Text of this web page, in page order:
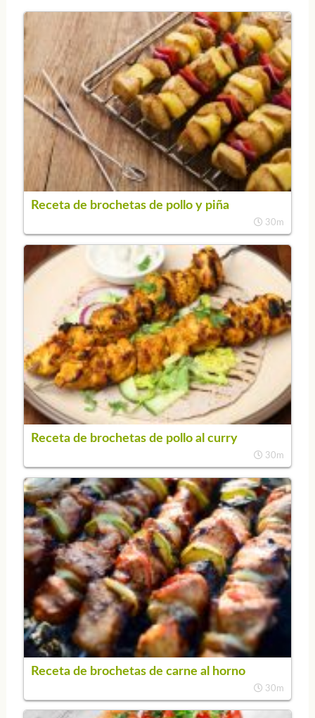
Receta de brochetas de pollo y piña
30m
Receta de brochetas de pollo al curry
30m
Receta de brochetas de carne al horno
30m